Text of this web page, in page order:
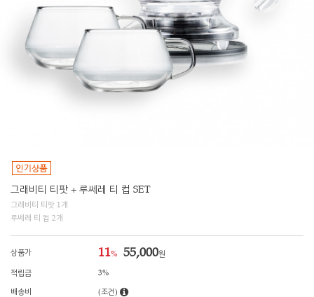
그래비티 티팟 + 루쎄레 티 컵 SET
그래비티 티팟 1개
루쎄레 티 컵 2개
상품가 11% 55,000원
적립금 3%
배송비 (조건)